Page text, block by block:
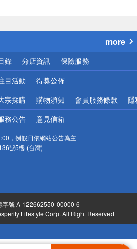
送
請小心！
more
錄 分店資訊 保險服務
目活動 得獎公佈
宗採購 購物須知 會員服務條款 隱
務公告 意見信箱
，例假日依網站公告為主
號5樓 (台灣)
字號 A-122662550-00000-6
Lifestyle Corp. All Right Reserved